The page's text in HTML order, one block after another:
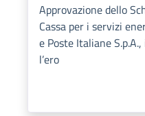
Approvazione dello
Cassa per i servizi
e Poste Italiane
l’ero